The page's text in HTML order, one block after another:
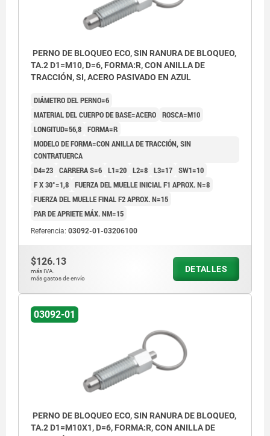
PERNO DE BLOQUEO ECO, SIN RANURA DE BLOQUEO,
TA.2 D1=M10, D=6, FORMA:R, CON ANILLA DE
TRACCIÓN, SI, ACERO PASIVADO EN AZUL
DIÁMETRO DEL PERNO=6
MATERIAL DEL CUERPO DE BASE=ACERO ROSCA=M10
LONGITUD=56,8 FORMA=R
MODELO DE FORMA=CON ANILLA DE TRACCIÓN, SIN
CONTRATUERCA
D4=23 CARRERA S=6 L1=20 L2=8 L3=17 SW1=10
F X 30°=1,8 FUERZA DEL MUELLE INICIAL F1 APROX. N=8
FUERZA DEL MUELLE FINAL F2 APROX. N=15
PAR DE APRIETE MÁX. NM=15
Referencia: 03092-01-03206100
$126.13
más IVA.
más gastos de envío
DETALLES
03092-01
PERNO DE BLOQUEO ECO, SIN RANURA DE BLOQUEO,
TA.2 D1=M10X1, D=6, FORMA:R, CON ANILLA DE